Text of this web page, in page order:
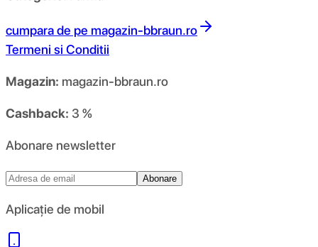
cumpara de pe magazin-bbraun.ro
Termeni si Conditii
Magazin: magazin-bbraun.ro
Cashback: 3 %
Abonare newsletter
Abonare
Aplicație de mobil